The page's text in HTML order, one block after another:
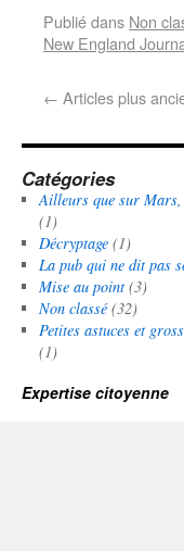
Publié dans Non
New England
← Articles plus
Catégories
Ailleurs que sur
(1)
Décryptage(1)
La pub qui ne dit pas
Mise au point(3)
Non classé(32)
Petites astuces et
(1)
Expertise citoyenne